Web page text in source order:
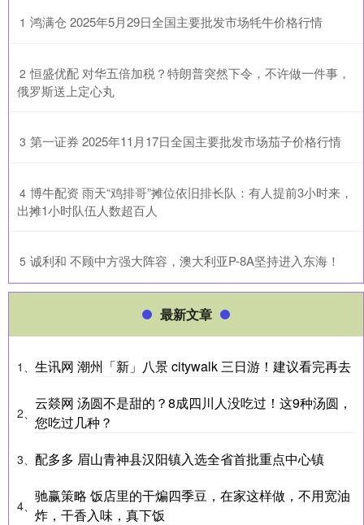
1 ​鸿满仓 2025年5月29日全国主要批发市场牦牛价格行情
2 ​恒盛优配 对华五倍加税？特朗普突然下令，不许做一件事，
俄罗斯送上定心丸
3 ​第一证券 2025年11月17日全国主要批发市场茄子价格行情
4 ​博牛配资 雨天“鸡排哥”摊位依旧排长队：有人提前3小时来，
出摊1小时队伍人数超百人
5 ​诚利和 不顾中方强大阵容，澳大利亚P-8A坚持进入东海！
最新文章
1、 生讯网 潮州「新」八景 citywalk 三日游！建议看完再去
2、
云燚网 汤圆不是甜的？8成四川人没吃过！这9种汤圆，
您吃过几种？
3、 配多多 眉山青神县汉阳镇入选全省首批重点中心镇
4、
驰赢策略 饭店里的干煸四季豆，在家这样做，不用宽油
炸，干香入味，真下饭